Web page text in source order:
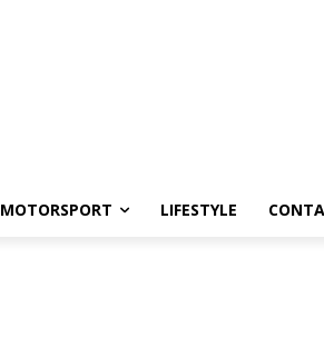
MOTORSPORT LIFESTYLE